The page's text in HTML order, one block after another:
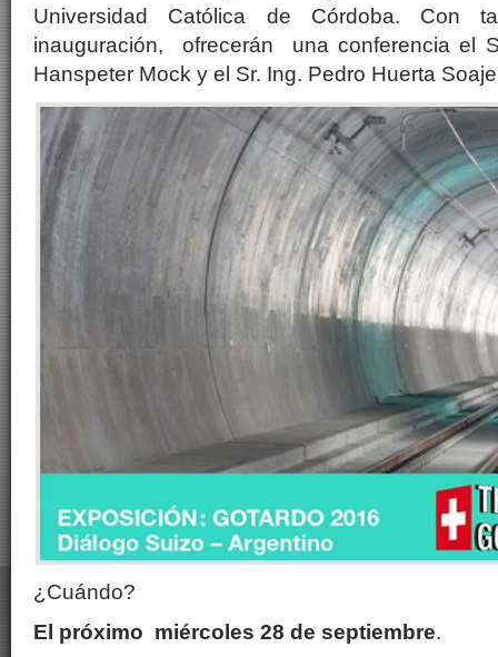
Universidad Católica de Córdoba. Con
inauguración, ofrecerán una conferencia el
Hanspeter Mock y el Sr. Ing. Pedro Huerta
¿Cuándo?
El próximo miércoles 28 de septiembre.